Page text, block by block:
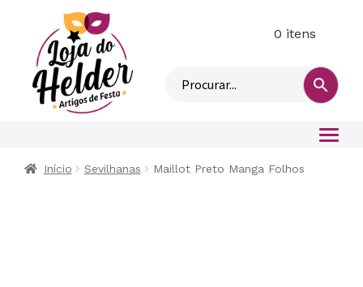
n
0 itens
Início Sevilhanas Maillot Preto Manga Folhos